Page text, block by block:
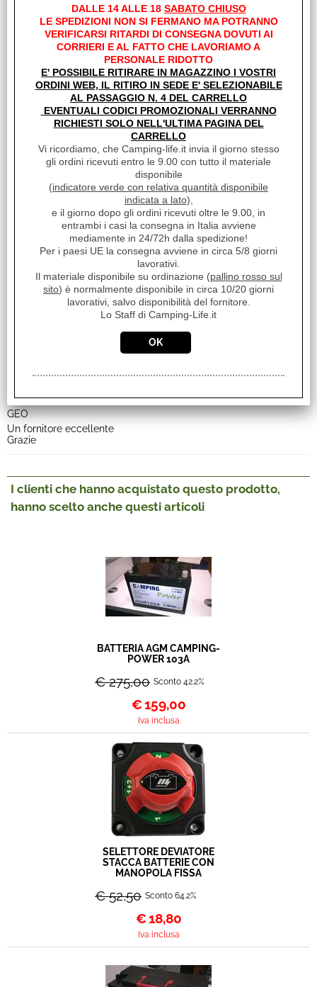
€ 266,50 Sconto 50.5%
€132,00
Iva inclusa
Disponibile
Sito Haba
Feedback
Ottimi, ho dovuto staccare e riattaccare molte volte i morsetti e
31.08.2015
GEO
Un fornitore eccellente
Grazie
I clienti che hanno acquistato questo prodotto,
hanno scelto anche questi articoli
BATTERIA AGM CAMPING-
POWER 103A
€ 275,00 Sconto 42.2%
€159,00
Iva inclusa
SELETTORE DEVIATORE
STACCA BATTERIE CON
MANOPOLA FISSA
€ 52,50 Sconto 64.2%
€18,80
Iva inclusa
DALLE 14 ALLE 18 SABATO CHIUSO
LE SPEDIZIONI NON SI FERMANO MA POTRANNO
VERIFICARSI RITARDI DI CONSEGNA DOVUTI AI
CORRIERI E AL FATTO CHE LAVORIAMO A
PERSONALE RIDOTTO
E' POSSIBILE RITIRARE IN MAGAZZINO I VOSTRI
ORDINI WEB, IL RITIRO IN SEDE E' SELEZIONABILE
AL PASSAGGIO N. 4 DEL CARRELLO
EVENTUALI CODICI PROMOZIONALI VERRANNO
RICHIESTI SOLO NELL'ULTIMA PAGINA DEL
CARRELLO
Vi ricordiamo, che Camping-life.it invia il giorno stesso
gli ordini ricevuti entro le 9.00 con tutto il materiale
disponibile
(indicatore verde con relativa quantità disponibile
indicata a lato),
e il giorno dopo gli ordini ricevuti oltre le 9.00, in
entrambi i casi la consegna in Italia avviene
mediamente in 24/72h dalla spedizione!
Per i paesi UE la consegna avviene in circa 5/8 giorni
lavorativi.
Il materiale disponibile su ordinazione (pallino rosso sul
sito) è normalmente disponibile in circa 10/20 giorni
lavorativi, salvo disponibilità del fornitore.
Lo Staff di Camping-Life.it